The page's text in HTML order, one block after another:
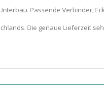
Passende Verbinder,
Die genaue Lieferzeit